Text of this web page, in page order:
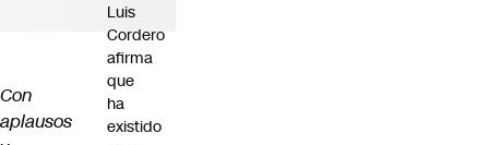
Con
aplausos
Luis
Cordero
afirma
que
ha
existido